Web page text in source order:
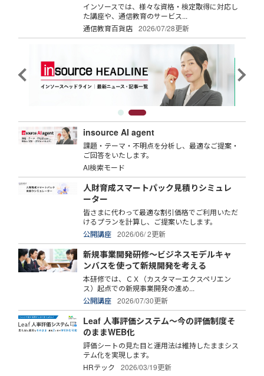
インソースでは、様々な資格・検定取得に対応し
た講座や、通信教育のサービス...
通信教育百貨店
2026/07/28更新
insource AI agent
課題・テーマ・不明点を分析し、最適なご提案・
ご回答をいたします。
AI検索モード
人財育成スマートパック見積りシミュレ
ーター
皆さまに代わって最適な割引価格でご利用いただ
けるプランを計算し、ご提案いたします。
公開講座
2026/06/ 2更新
新規事業開発研修～ビジネスモデルキャ
ンバスを使って新規開発を考える
本研修では、ＣＸ（カスタマーエクスペリエン
ス）起点での新規事業開発の進め...
公開講座
2026/07/30更新
Leaf 人事評価システム～今の評価制度そ
のままWEB化
評価シートの見た目と運用法は維持したままシス
テム化を実現します。
HRテック
2026/03/19更新